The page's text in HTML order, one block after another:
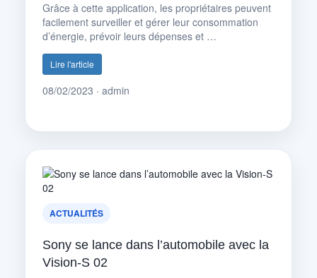
Grâce à cette application, les propriétaires peuvent
facilement surveiller et gérer leur consommation
d’énergie, prévoir leurs dépenses et …
Lire l'article
08/02/2023 · admin
ACTUALITÉS
Sony se lance dans l’automobile avec la
Vision-S 02